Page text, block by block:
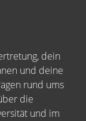
dein
und deine
rund ums
die
und im